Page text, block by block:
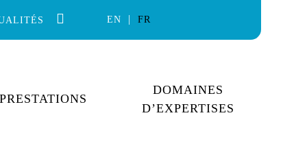
EN FR
PRESTATIONS
DOMAINES
D’EXPERTISES